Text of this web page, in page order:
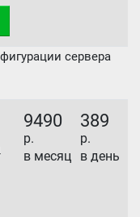
сервера
9490
р.
в месяц
389
р.
в день